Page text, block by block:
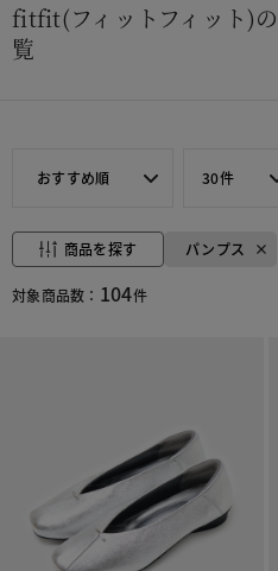
fitfit(フィットフィット)
覧
おすすめ順 30件
商品を探す パンプス
対象商品数： 104件